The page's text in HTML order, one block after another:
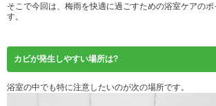
そこで今回は、梅雨を快適に過ごすための浴室ケアのポ
す。
カビが発生しやすい場所は?
浴室の中でも特に注意したいのが次の場所です。